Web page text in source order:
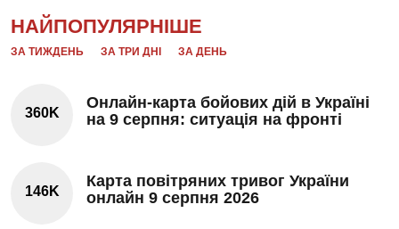
НАЙПОПУЛЯРНІШЕ
ЗА ТИЖДЕНЬ ЗА ТРИ ДНІ ЗА ДЕНЬ
360K
Онлайн-карта бойових дій в Україні
на 9 серпня: ситуація на фронті
146K
Карта повітряних тривог України
онлайн 9 серпня 2026